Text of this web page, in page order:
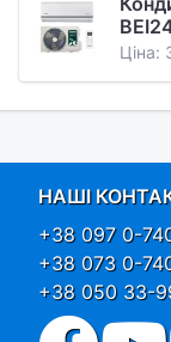
Ціна:
НАШІ
+38 097 0-
+38 073 0-
+38 050 33-